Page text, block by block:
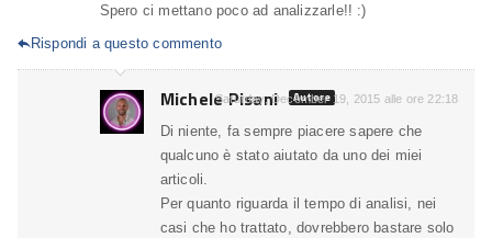
Spero ci mettano poco ad analizzarle!! :)
Rispondi a questo commento
Michele Pisani Autore
Saturday, December 19, 2015 alle ore 22:18
Di niente, fa sempre piacere sapere che
qualcuno è stato aiutato da uno dei miei
articoli.
Per quanto riguarda il tempo di analisi, nei
casi che ho trattato, dovrebbero bastare solo